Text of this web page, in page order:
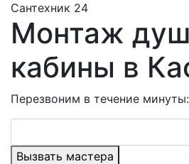
Сантехник 24
Монтаж
кабины в
Перезвоним в течение минуты:
Вызвать мастера